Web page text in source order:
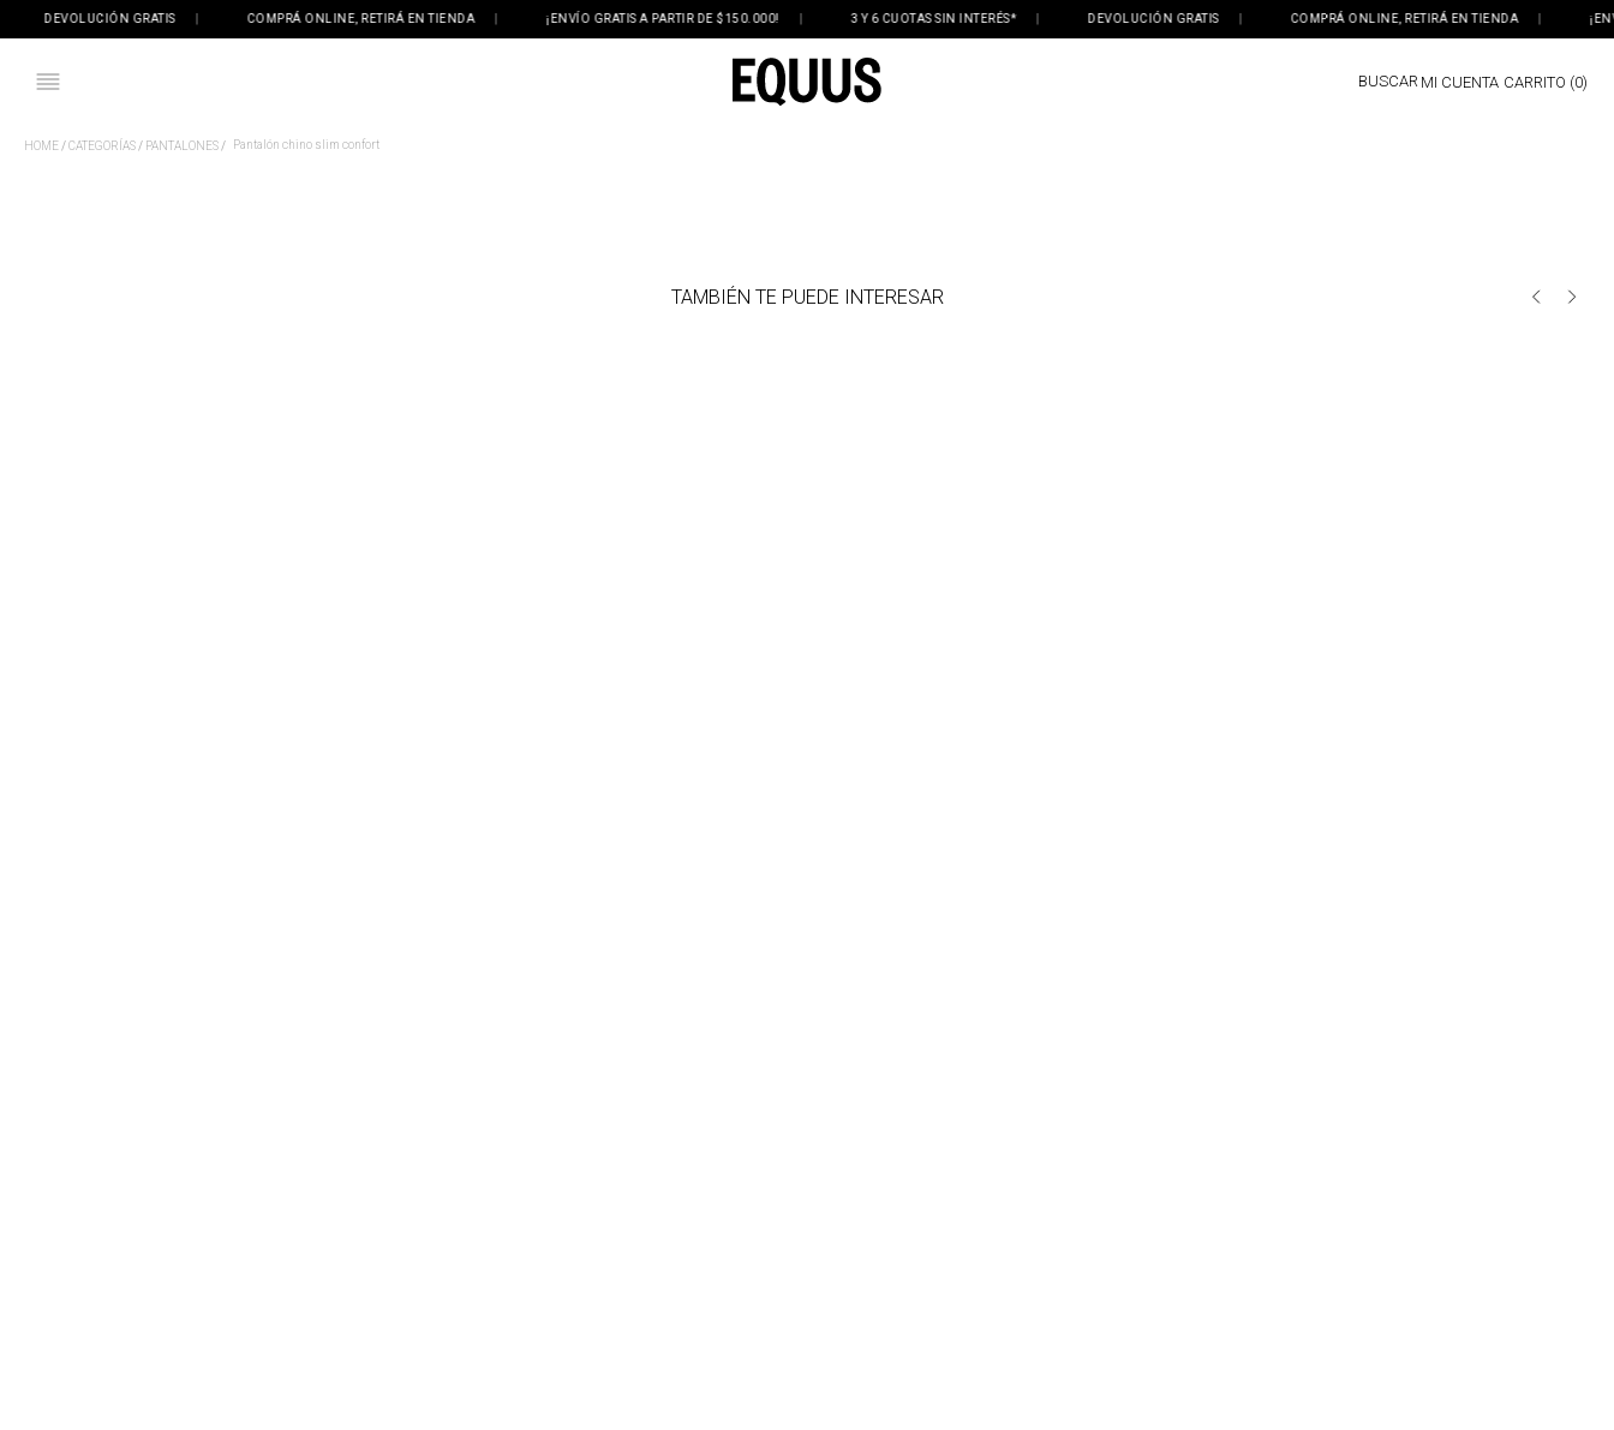
DEVOLUCIÓN GRATIS | COMPRÁ ONLINE, RETIRÁ EN TIENDA | ¡ENVÍO GRATIS A PARTIR DE $150.000! | 3 Y 6 CUOTAS SIN INTERÉS* | DEVOLUCIÓN GRATIS | COMPRÁ ONLINE, RETIRÁ EN TIENDA |
BUSCAR MI CUENTA 0
CATEGORÍAS PANTALONES Pantalón chino slim confort
TAMBIÉN TE PUEDE INTERESAR